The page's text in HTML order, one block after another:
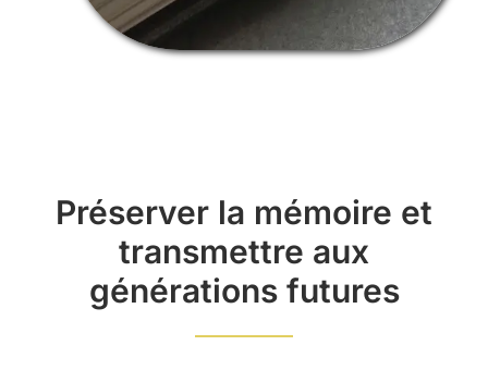
Préserver la mémoire et
transmettre aux
générations futures